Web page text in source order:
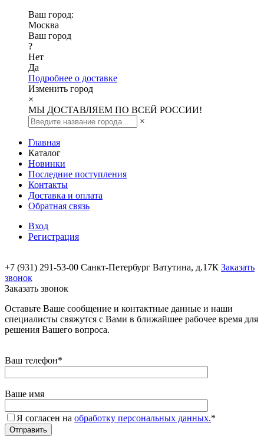
Ваш город:
Москва
Ваш город
?
Нет
Да
Подробнее о доставке
Изменить город
×
МЫ ДОСТАВЛЯЕМ ПО ВСЕЙ РОССИИ!
×
Главная
Каталог
Новинки
Последние поступления
Контакты
Доставка и оплата
Обратная связь
Вход
Регистрация
+7 (931) 291-53-00 Санкт-Петербург Ватутина, д.17К Заказать
звонок
Заказать звонок
Оставьте Ваше сообщение и контактные данные и наши
специалисты свяжутся с Вами в ближайшее рабочее время для
решения Вашего вопроса.
Ваш телефон*
Ваше имя
Я согласен на обработку персональных данных.*